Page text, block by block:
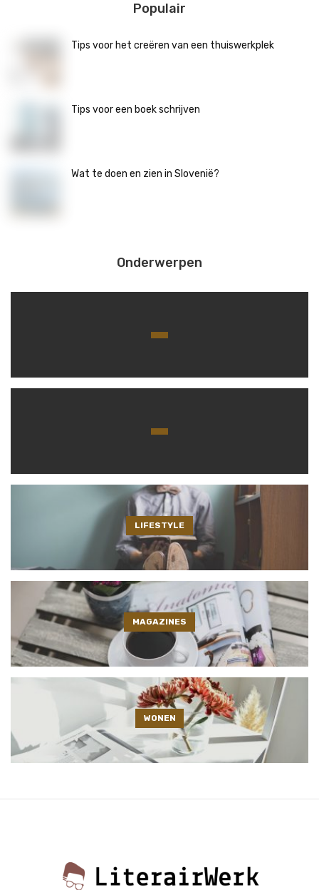
Populair
Tips voor het creëren van een thuiswerkplek
Tips voor een boek schrijven
Wat te doen en zien in Slovenië?
Onderwerpen
LIFESTYLE
MAGAZINES
WONEN